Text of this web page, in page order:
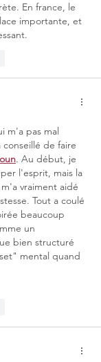
En france, le
importante, et
m'a pas mal
de faire
. Au début, je
l'esprit, mais la
vraiment aidé
Tout a coulé
beaucoup
un
bien structuré
mental quand